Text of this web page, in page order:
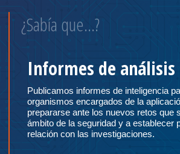
¿Sabía que…?
Informes de análisis
Publicamos informes de inteligencia
organismos encargados de la
prepararse ante los nuevos retos que
ámbito de la seguridad y a establecer
relación con las investigaciones.